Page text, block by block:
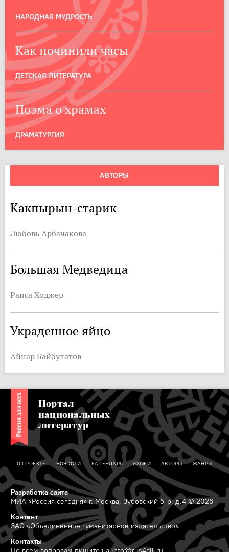
НАРОДНАЯ МУДРОСТЬ
Как починили часы
ДЕТСКАЯ ЛИТЕРАТУРА
Поэма о храмах
ДРАМАТУРГИЯ
АВТОРЫ
Какпырын-старик
Любовь Арбачакова
Большая Медведица
Раиса Ходжер
Украденное яйцо
Айнар Байбулатов
Портал
национальных
литератур
О ПРОЕКТЕ НОВОСТИ КАЛЕНДАРЬ ЯЗЫКИ АВТОРЫ ЖАНРЫ
Разработка сайта
МИА «Россия сегодня» г. Москва, Зубовский б-р, д.4 © 2026
Контент
ЗАО «Объединенное гуманитарное издательство»
Контакты